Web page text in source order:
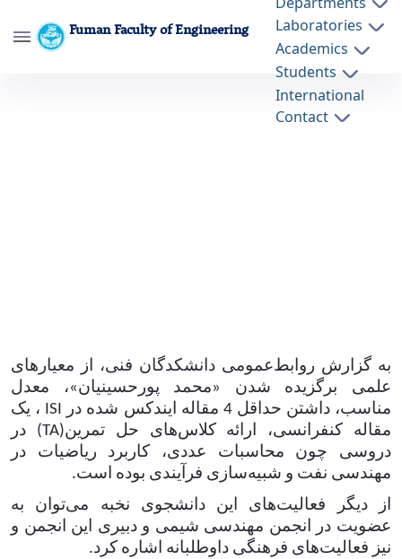
Fuman Faculty of Engineering
Laboratories
Academics
Students
International
Contact
دانشجوی کارشناسی‌ارشد دانشکده فنی فومن
برگزیده طرح ملّی شهید وزوایی بنیاد ملی نخبگان
به گزارش روابط‌عمومی دانشکدگان فنی، از معیارهای
علمی برگزیده شدن «محمد پورحسینیان»، معدل
مناسب، داشتن حداقل 4 مقاله ایندکس شده در
ISI ، یک
مقاله کنفرانسی، ارائه کلاس‌های حل تمرین(TA) در
دروسی چون محاسبات عددی، کاربرد ریاضیات در
مهندسی نفت و شبیه‌سازی فرآیندی بوده است.
از دیگر فعالیت‌های این دانشجوی نخبه می‌توان به
عضویت در انجمن مهندسی شیمی و دبیری این انجمن و
نیز فعالیت‌های فرهنگی داوطلبانه اشاره کرد.